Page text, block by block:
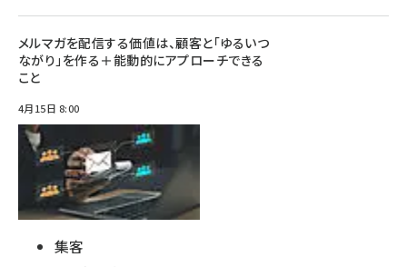
メルマガを配信する価値は、顧客と「ゆるいつ
ながり」を作る＋能動的にアプローチできる
こと
4月15日 8:00
集客